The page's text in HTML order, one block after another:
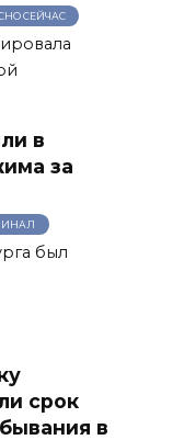
СЕЙЧАС
в
за
был
срок
в